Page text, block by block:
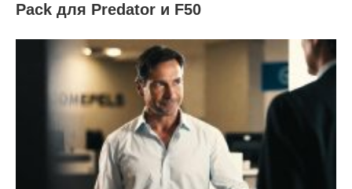
Pack для Predator и F50